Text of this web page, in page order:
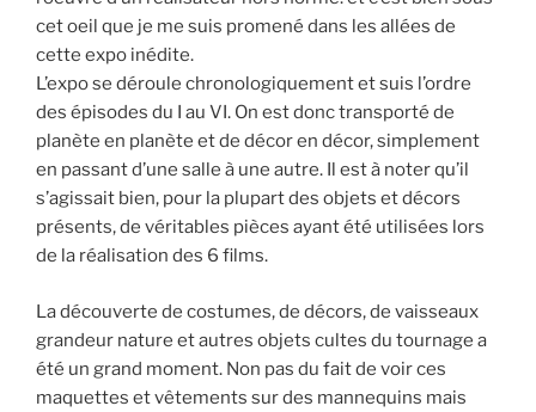
cet oeil que je me suis promené dans les allées de
cette expo inédite.
L’expo se déroule chronologiquement et suis l’ordre
des épisodes du I au VI. On est donc transporté de
planète en planète et de décor en décor, simplement
en passant d’une salle à une autre. Il est à noter qu’il
s’agissait bien, pour la plupart des objets et décors
présents, de véritables pièces ayant été utilisées lors
de la réalisation des 6 films.
La découverte de costumes, de décors, de vaisseaux
grandeur nature et autres objets cultes du tournage a
été un grand moment. Non pas du fait de voir ces
maquettes et vêtements sur des mannequins mais